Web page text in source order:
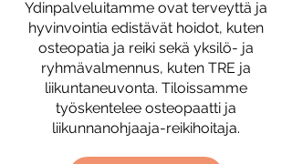
Ydinpalveluitamme ovat terveyttä ja
hyvinvointia edistävät hoidot, kuten
osteopatia ja reiki sekä yksilö- ja
ryhmävalmennus, kuten TRE ja
liikuntaneuvonta. Tiloissamme
työskentelee osteopaatti ja
liikunnanohjaaja-reikihoitaja.